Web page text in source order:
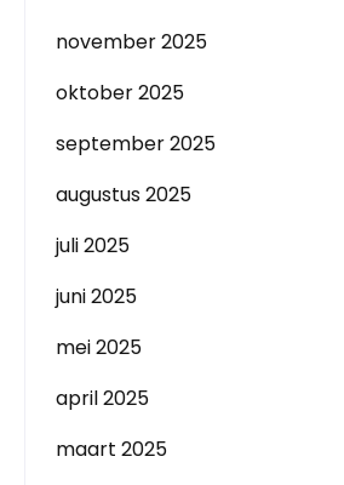
november 2025
oktober 2025
september 2025
augustus 2025
juli 2025
juni 2025
mei 2025
april 2025
maart 2025